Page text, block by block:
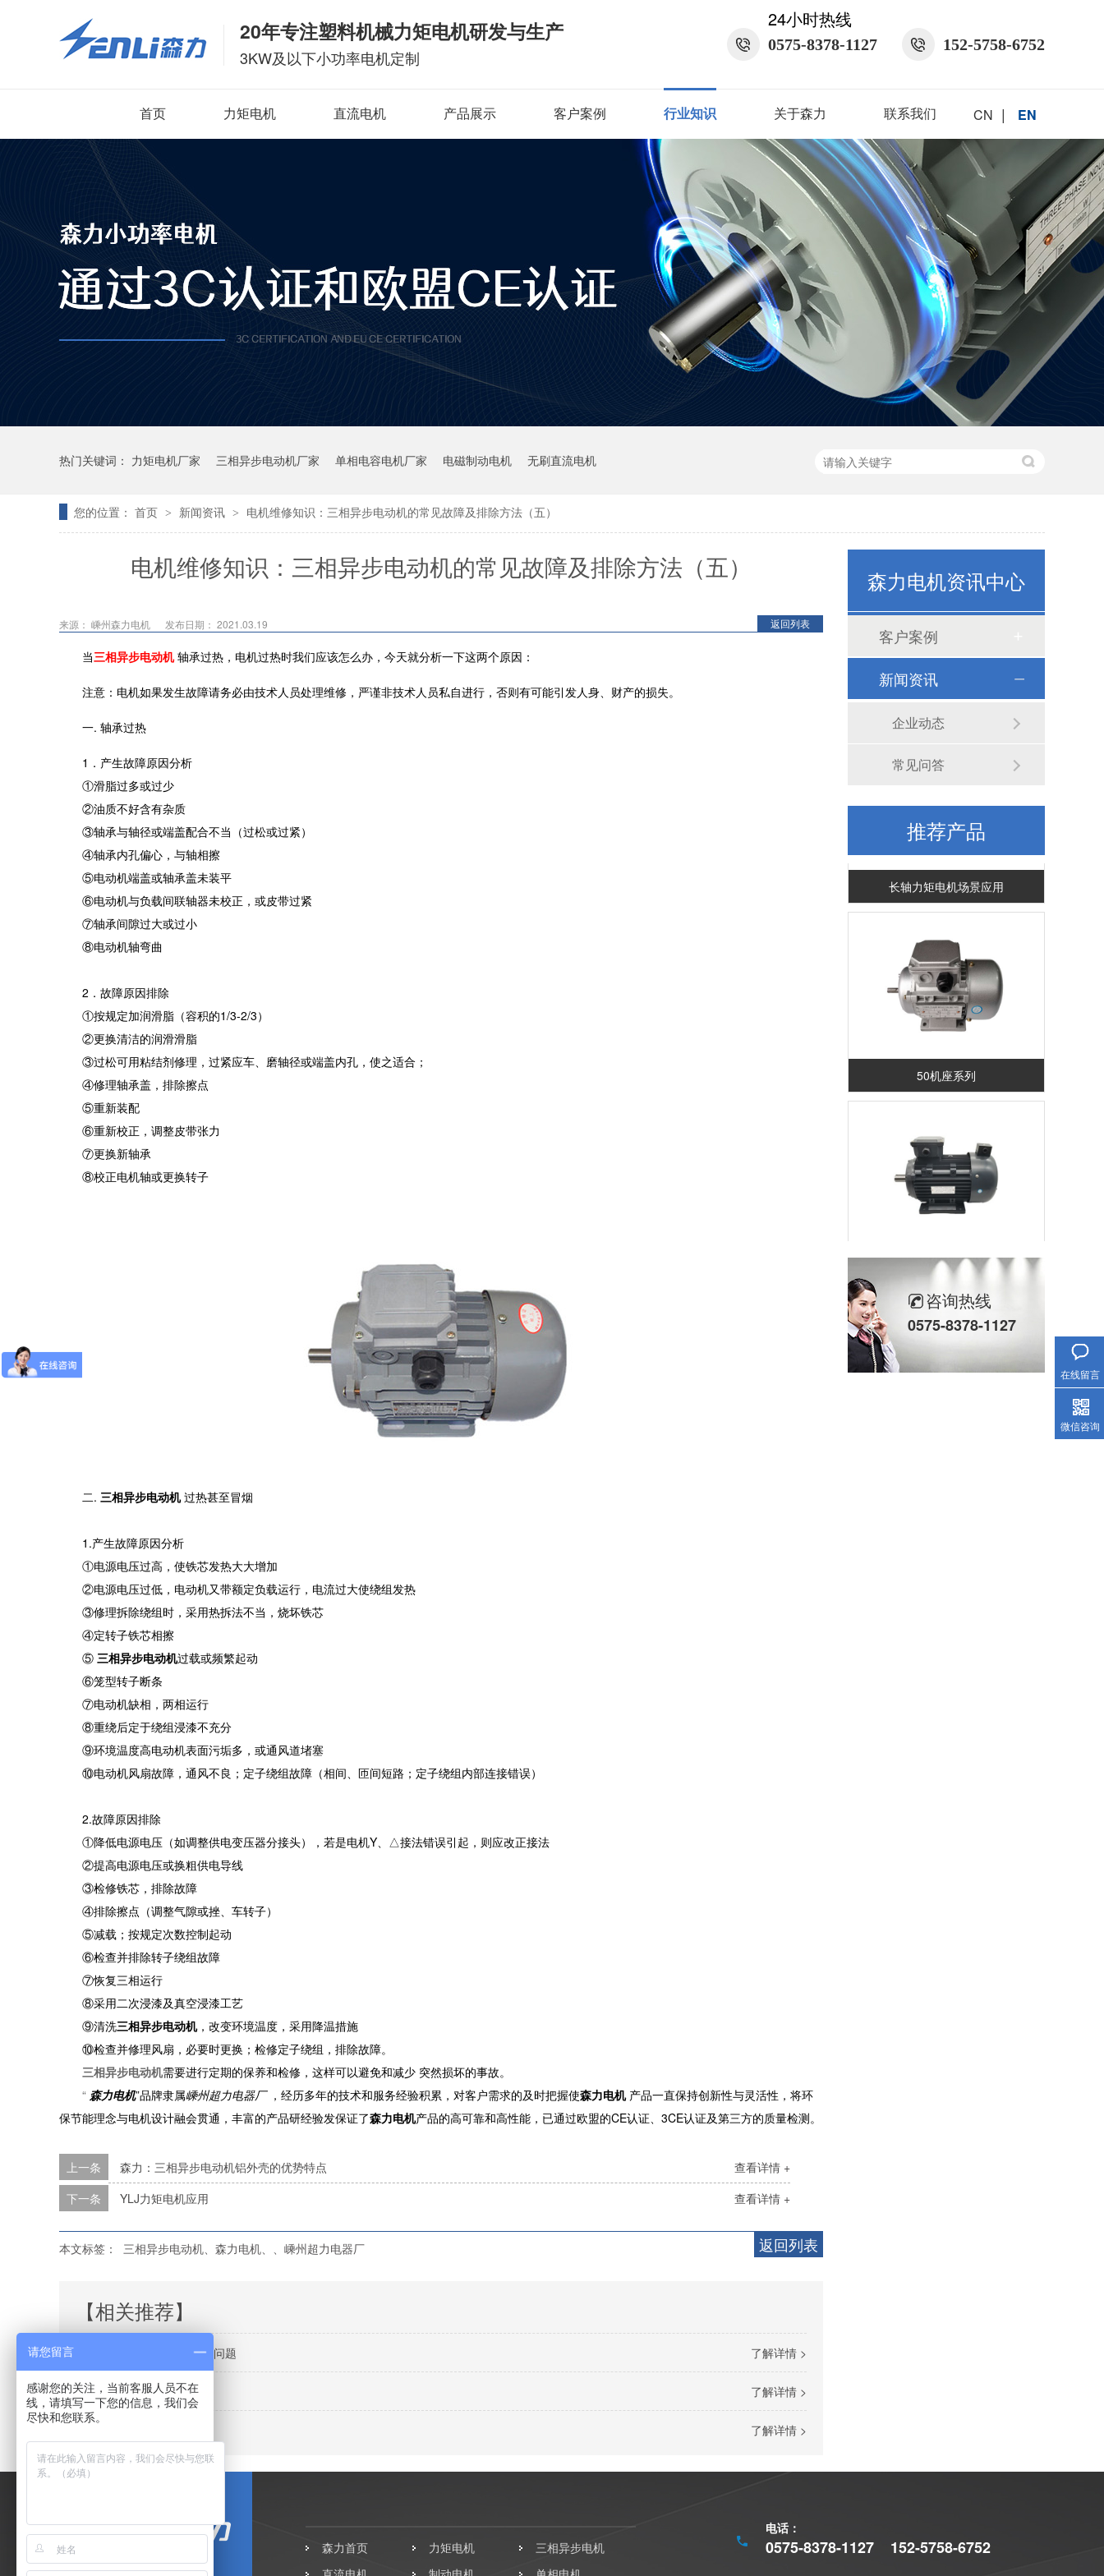
20年专注塑料机械力矩电机研发与生产
3KW及以下小功率电机定制
24小时热线
0575-8378-1127 152-5758-6752
首页 力矩电机 直流电机 产品展示 客户案例 行业知识 关于森力 联系我们 CN | EN
热门关键词： 力矩电机厂家 三相异步电动机厂家 单相电容电机厂家 电磁制动电机 无刷直流电机
您的位置： 首页 > 新闻资讯 > 电机维修知识：三相异步电动机的常见故障及排除方法（五）
电机维修知识：三相异步电动机的常见故障及排除方法（五）
返回列表
来源： 嵊州森力电机 发布日期： 2021.03.19
当三相异步电动机 轴承过热，电机过热时我们应该怎么办，今天就分析一下这两个原因：
注意：电机如果发生故障请务必由技术人员处理维修，严谨非技术人员私自进行，否则有可能引发人身、财产的损失。
一. 轴承过热
1．产生故障原因分析
①滑脂过多或过少
②油质不好含有杂质
③轴承与轴径或端盖配合不当（过松或过紧）
④轴承内孔偏心，与轴相擦
⑤电动机端盖或轴承盖未装平
⑥电动机与负载间联轴器未校正，或皮带过紧
⑦轴承间隙过大或过小
⑧电动机轴弯曲
2．故障原因排除
①按规定加润滑脂（容积的1/3-2/3）
②更换清洁的润滑滑脂
③过松可用粘结剂修理，过紧应车、磨轴径或端盖内孔，使之适合；
④修理轴承盖，排除擦点
⑤重新装配
⑥重新校正，调整皮带张力
⑦更换新轴承
⑧校正电机轴或更换转子
二. 三相异步电动机 过热甚至冒烟
1.产生故障原因分析
①电源电压过高，使铁芯发热大大增加
②电源电压过低，电动机又带额定负载运行，电流过大使绕组发热
③修理拆除绕组时，采用热拆法不当，烧坏铁芯
④定转子铁芯相擦
⑤ 三相异步电动机过载或频繁起动
⑥笼型转子断条
⑦电动机缺相，两相运行
⑧重绕后定于绕组浸漆不充分
⑨环境温度高电动机表面污垢多，或通风道堵塞
⑩电动机风扇故障，通风不良；定子绕组故障（相间、匝间短路；定子绕组内部连接错误）
2.故障原因排除
①降低电源电压（如调整供电变压器分接头），若是电机Y、△接法错误引起，则应改正接法
②提高电源电压或换粗供电导线
③检修铁芯，排除故障
④排除擦点（调整气隙或挫、车转子）
⑤减载；按规定次数控制起动
⑥检查并排除转子绕组故障
⑦恢复三相运行
⑧采用二次浸漆及真空浸漆工艺
⑨清洗三相异步电动机，改变环境温度，采用降温措施
⑩检查并修理风扇，必要时更换；检修定子绕组，排除故障。
三相异步电动机需要进行定期的保养和检修，这样可以避免和减少 突然损坏的事故。
“ 森力电机”品牌隶属嵊州超力电器厂 ，经历多年的技术和服务经验积累，对客户需求的及时把握使森力电机 产品一直保持创新性与灵活性，将环
保节能理念与电机设计融会贯通，丰富的产品研经验发保证了森力电机产品的高可靠和高性能，已通过欧盟的CE认证、3CE认证及第三方的质量检测。
查看详情 +
上一条
森力：三相异步电动机铝外壳的优势特点
查看详情 +
下一条 YLJ力矩电机应用
返回列表
本文标签： 三相异步电动机、森力电机、、嵊州超力电器厂
【相关推荐】
了解详情 >
有关电动机和变频器的匹配问题
了解详情 >
变频电机的一些特点
了解详情 >
森力电机资讯中心
客户案例
新闻资讯
企业动态
常见问答
推荐产品
80机座系列
长轴力矩电机场景应用
50机座系列
收卷力矩电机厂家实力
咨询热线
0575-8378-1127
森力首页 力矩电机
三相异步电机
电话：
0575-8378-1127 152-5758-6752
在线留言
微信咨询
请您留言
感谢您的关注，当前客服人员不在
线，请填写一下您的信息，我们会
尽快和您联系。